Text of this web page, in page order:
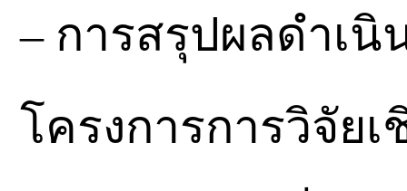
– การสรุปผลดำเ
โครงการการวิจัย